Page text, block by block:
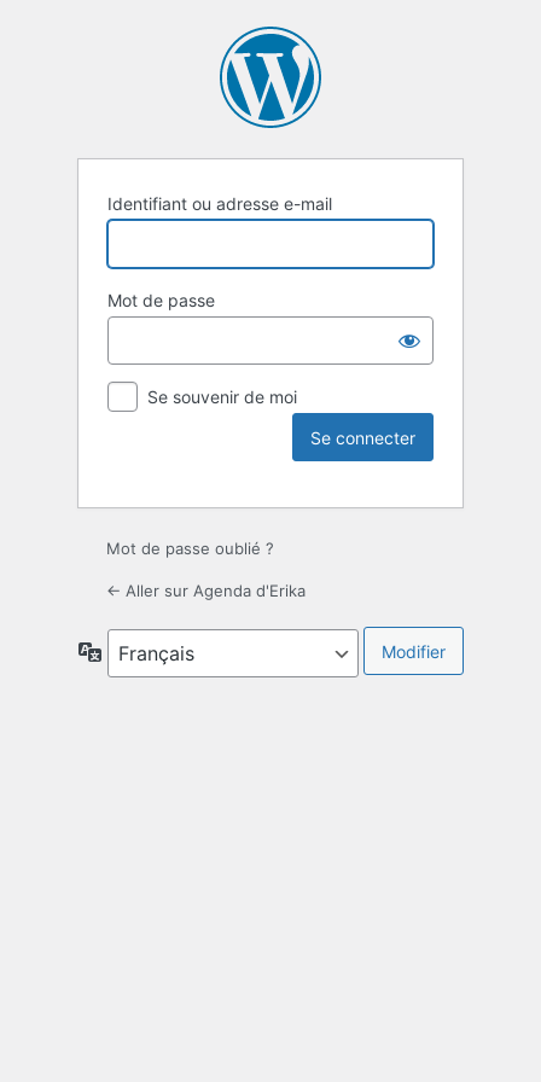
Identifiant ou adresse e-mail
Mot de passe
Se souvenir de moi
Mot de passe oublié ?
← Aller sur Agenda d'Erika
Langue